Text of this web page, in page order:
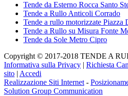
Tende da Esterno Rocca Santo
Tende a Rullo Anticoli Corrado
Tende a rullo motorizzate Piazza
Tende a Rullo su Misura Fonte
Tende da Sole Metro Cipro
Copyright © 2017-2018 TENDE A
Informativa sulla Privacy | Richiesta
sito | Accedi
Realizzazione Siti Internet -
Solution Group Communication